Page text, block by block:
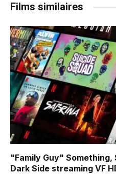
Films similaires
"Family Guy"
Dark Side streaming VF